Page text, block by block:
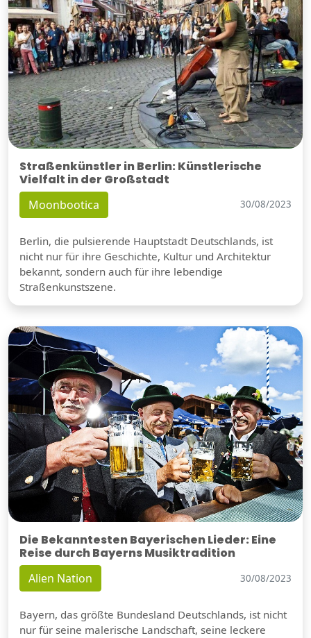
Straßenkünstler in Berlin: Künstlerische
Vielfalt in der Großstadt
Moonbootica 30/08/2023
Berlin, die pulsierende Hauptstadt Deutschlands, ist
nicht nur für ihre Geschichte, Kultur und Architektur
bekannt, sondern auch für ihre lebendige
Straßenkunstszene.
Die Bekanntesten Bayerischen Lieder: Eine
Reise durch Bayerns Musiktradition
Alien Nation 30/08/2023
Bayern, das größte Bundesland Deutschlands, ist nicht
nur für seine malerische Landschaft, seine leckere